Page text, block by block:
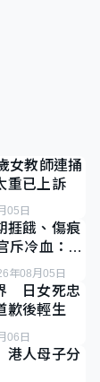
女教師連捅
重已上訴
05日
捱餓、傷痕
冷血：同
年08月05日
日女死忠
歉後輕生
06日
港人母子分